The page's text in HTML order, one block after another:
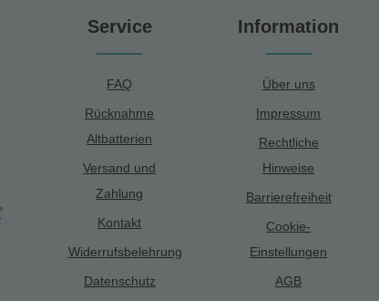
Service
FAQ
Rücknahme
Altbatterien
Versand und
Zahlung
Kontakt
Widerrufsbelehrung
Datenschutz
Information
Über uns
Impressum
Rechtliche
Hinweise
Barrierefreiheit
Cookie-
Einstellungen
AGB